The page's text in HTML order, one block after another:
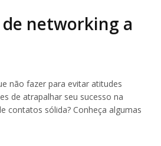
networking a
não fazer para evitar atitudes
de atrapalhar seu sucesso na
contatos sólida? Conheça algumas